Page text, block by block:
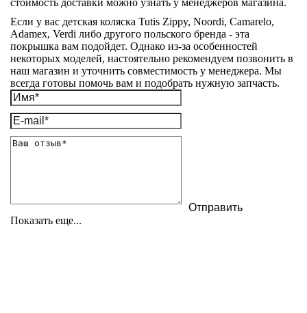
Если у вас детская коляска Tutis Zippy, Noordi, Camarelo,
Adamex, Verdi либо другого польского бренда - эта
покрышка вам подойдет. Однако из-за особенностей
некоторых моделей, настоятельно рекомендуем позвонить в
наш магазин и уточнить совместимость у менеджера. Мы
всегда готовы помочь вам и подобрать нужную запчасть.
Показать еще...